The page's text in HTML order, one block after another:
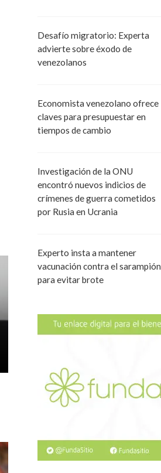
Desafío migratorio: Experta
advierte sobre éxodo de
venezolanos
Economista venezolano ofrece
claves para presupuestar en
tiempos de cambio
Investigación de la ONU
encontró nuevos indicios de
crímenes de guerra cometidos
por Rusia en Ucrania
Experto insta a mantener
vacunación contra el sarampión
para evitar brote